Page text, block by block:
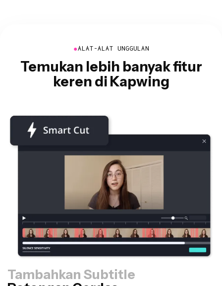
●ALAT-ALAT UNGGULAN
Temukan lebih banyak fitur
keren di Kapwing
Tambahkan Subtitle